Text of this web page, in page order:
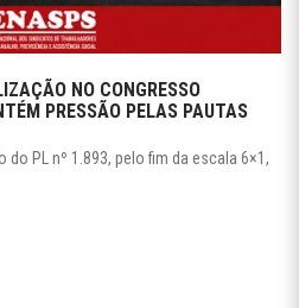
NO CONGRESSO
PRESSÃO PELAS PAUTAS
do PL nº 1.893, pelo fim da escala 6×1,